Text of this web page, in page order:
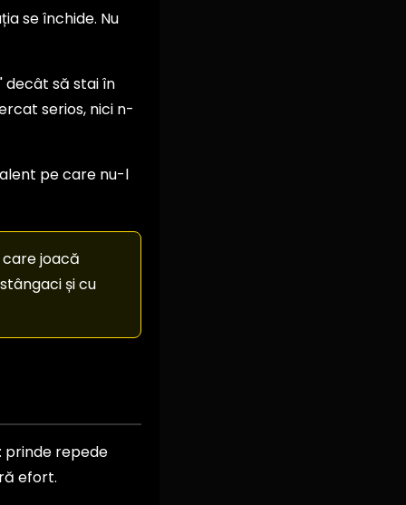
se închide. Nu
decât să stai în
serios, nici n-
pe care nu-l
joacă
și cu
prinde repede
efort.